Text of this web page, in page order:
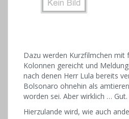
Dazu werden Kurzfilmchen mit
Kolonnen gereicht und
nach denen Herr Lula bereits
Bolsonaro ohnehin als
worden sei. Aber wirklich … Gut.
Hierzulande wird, wie auch